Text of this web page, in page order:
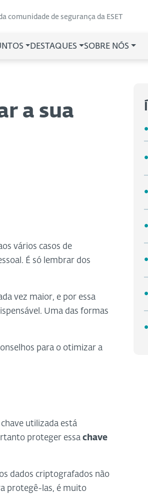
comunidade de segurança da ESET
DESTAQUES SOBRE NÓS
a sua
vários casos de
É só lembrar dos
vez maior, e por essa
Uma das formas
para o otimizar a
utilizada está
proteger essa chave
dados criptografados não
protegê-las, é muito